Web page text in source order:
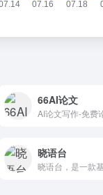
66AI论文
晓语台